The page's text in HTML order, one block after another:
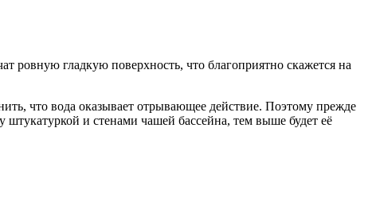
гладкую поверхность, что благоприятно скажется на
что вода оказывает отрывающее действие. Поэтому прежде
и стенами чашей бассейна, тем выше будет её